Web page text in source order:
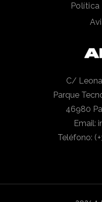
C/
Parque
46980
Email:
Teléfono: